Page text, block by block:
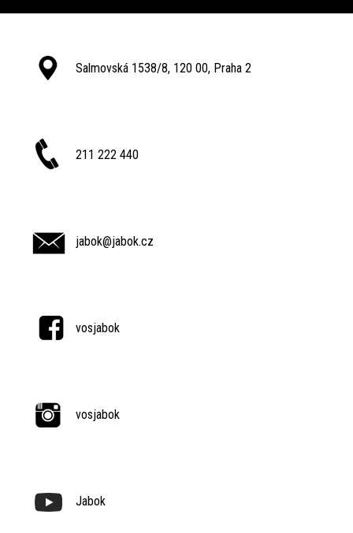
Salmovská 1538/8, 120 00, Praha 2
211 222 440
jabok@jabok.cz
vosjabok
vosjabok
Jabok